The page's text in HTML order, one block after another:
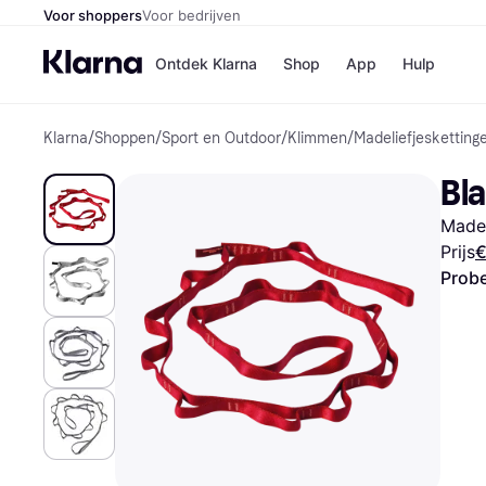
Voor shoppersVoor bedrijven
Ontdek Klarna Shop
Winkels
Bol
H&M
App Hulp
Klarna/Shoppen/Sport en Outdoor/Klimmen/
Prijs